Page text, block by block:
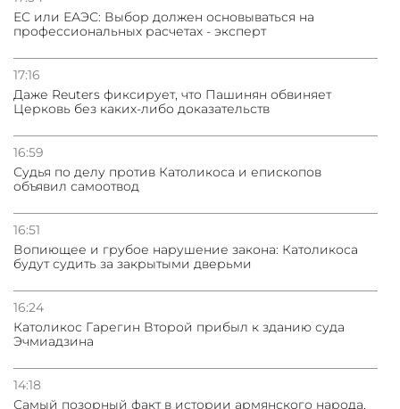
ЕС или ЕАЭС: Выбор должен основываться на
профессиональных расчетах - эксперт
17:16
Даже Reuters фиксирует, что Пашинян обвиняет
Церковь без каких-либо доказательств
16:59
Судья по делу против Католикоса и епископов
объявил самоотвод
16:51
Вопиющее и грубое нарушение закона: Католикоса
будут судить за закрытыми дверьми
16:24
Католикос Гарегин Второй прибыл к зданию суда
Эчмиадзина
14:18
Самый позорный факт в истории армянского народа,